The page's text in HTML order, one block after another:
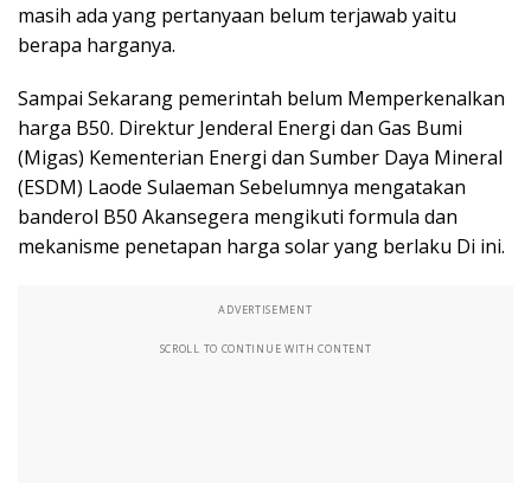
masih ada yang pertanyaan belum terjawab yaitu
berapa harganya.
Sampai Sekarang pemerintah belum Memperkenalkan
harga B50. Direktur Jenderal Energi dan Gas Bumi
(Migas) Kementerian Energi dan Sumber Daya Mineral
(ESDM) Laode Sulaeman Sebelumnya mengatakan
banderol B50 Akansegera mengikuti formula dan
mekanisme penetapan harga solar yang berlaku Di ini.
ADVERTISEMENT
SCROLL TO CONTINUE WITH CONTENT